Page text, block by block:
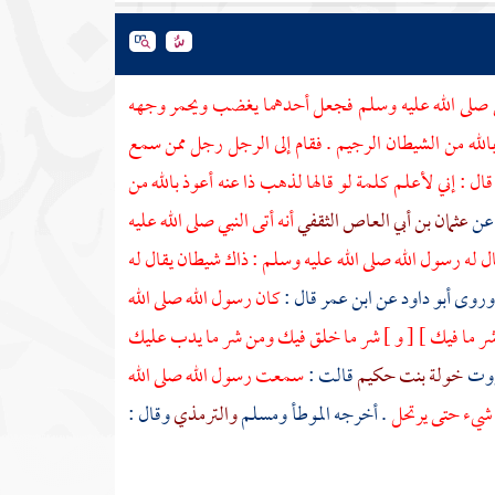
الله عليه وسلم فجعل أحدهما يغضب ويحمر وجهه
من الشيطان الرجيم . فقام إلى الرجل رجل ممن سمع
: إني لأعلم كلمة لو قالها لذهب ذا عنه أعوذ بالله من
عثمان بن أبي العاص الثقفيأنه أتى النبي صلى الله عليه
له رسول الله صلى الله عليه وسلم : ذاك شيطان يقال له
أبو داودعنابن عمرقال :كان رسول الله صلى الله
وشر ما فيك ] [ و ] شر ما خلق فيك ومن شر ما يدب عليك
خولة بنت حكيمقالت :سمعت رسول الله صلى الله
حتى يرتحل. أخرجه الموطأومسلموالترمذيوقال :